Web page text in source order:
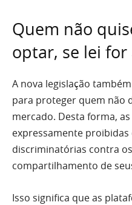
Quem não
optar, se lei
A nova legislação
para proteger quem não
mercado. Desta forma,
expressamente
discriminatórias contra
compartilhamento de
Isso significa que as